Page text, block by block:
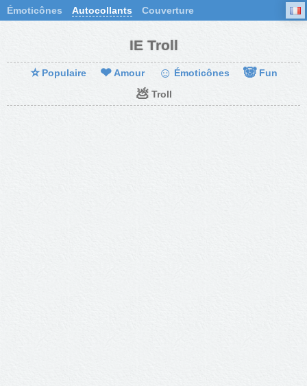
Émoticônes Autocollants Couverture
IE Troll
⭐ Populaire ❤ Amour ☺ Émoticônes 🐼 Fun
💩 Troll